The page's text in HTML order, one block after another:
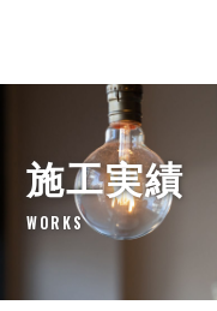
施工実績
WORKS